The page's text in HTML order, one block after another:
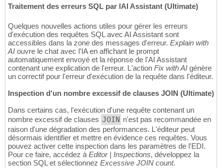
Traitement des erreurs SQL par lAI Assistant (Ultimate)
Quelques nouvelles actions utiles pour gérer les erreurs
d'exécution des requêtes SQL avec AI Assistant sont
accessibles dans la zone des messages d'erreur. Explain with
AI ouvre le chat avec l'IA en affichant le prompt
automatiquement envoyé et la réponse de l'AI Assistant
contenant une explication de l'erreur. L'action Fix with AI génère
un correctif pour l'erreur d'exécution de la requête dans l'éditeur.
Inspection d'un nombre excessif de clauses JOIN (Ultimate)
Dans certains cas, l'exécution d'une requête contenant un
nombre excessif de clauses JOIN n'est pas recommandée en
raison d'une dégradation des performances. L'éditeur peut
désormais identifier et mettre en évidence ces requêtes. Vous
pouvez activer cette inspection dans les paramètres de l'EDI.
Pour ce faire, accédez à Editor | Inspections, développez la
section SQL et sélectionnez Excessive JOIN count.